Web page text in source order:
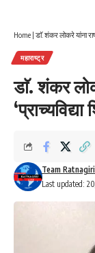
Home | डाॅ. शंकर लोकरे यांना
महाराष्ट्र
डाॅ. शंकर
Last updated:
Team